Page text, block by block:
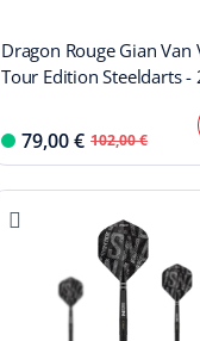
Dragon Rouge Gian Van
Tour Edition Steeldarts -
79,00 € 102,00 €